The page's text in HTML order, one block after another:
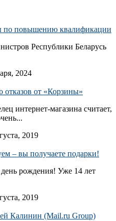
по повышению квалификации
Республики Беларусь
2024
отказов от «Корзины»
интернет-магазина считает,
2019
– вы получаете подарки!
рождения! Уже 14 лет
2019
Калинин (Mail.ru Group)